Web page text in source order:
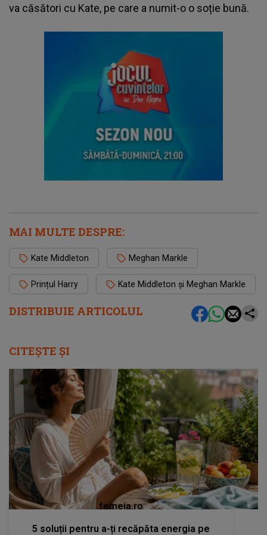
DISTRIBUIE ARTICOLUL
va căsători cu Kate, pe care a numit-o o soție bună.
MAI MULTE DESPRE:
Kate Middleton Meghan Markle
Prințul Harry Kate Middleton și Meghan Markle
CITEȘTE ȘI
femeia.ro
5 soluții pentru a-ți recăpăta energia pe